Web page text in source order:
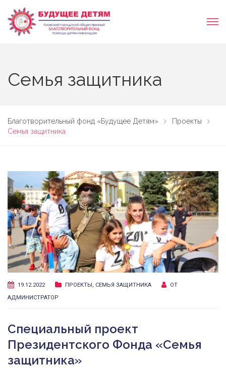
Семья защитника
Благотворительный фонд «Будущее Детям»
Проекты
Семья защитника
19.12.2022 ПРОЕКТЫ СЕМЬЯ ЗАЩИТНИКА
ОТ
АДМИНИСТРАТОР
Специальный проект
Президентского Фонда «Семья
защитника»